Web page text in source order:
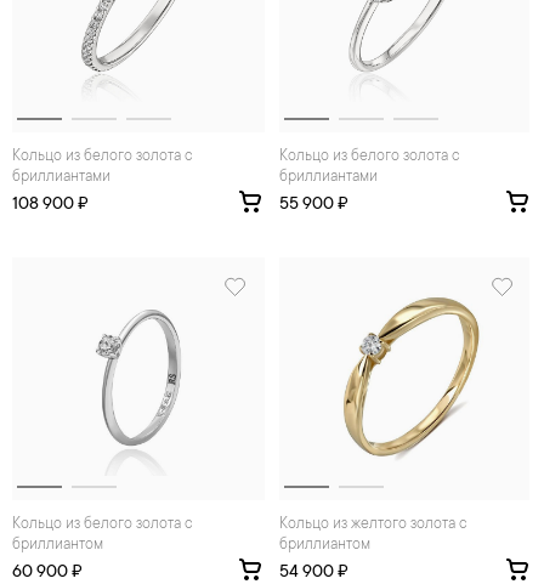
Кольцо из белого золота с
бриллиантами
108 900 ₽
Кольцо из белого золота с
бриллиантами
55 900 ₽
Кольцо из белого золота с
бриллиантом
60 900 ₽
Кольцо из желтого золота с
бриллиантом
54 900 ₽